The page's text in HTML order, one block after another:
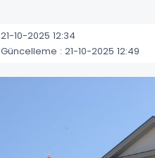
21-10-2025 12:34
Güncelleme : 21-10-2025 12:49